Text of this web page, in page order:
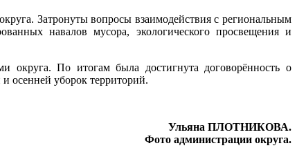
Затронуты вопросы взаимодействия с региональным
навалов мусора, экологического просвещения и
округа. По итогам была достигнута договорённость о
осенней уборок территорий.
Ульяна ПЛОТНИКОВА.
Фото администрации округа.